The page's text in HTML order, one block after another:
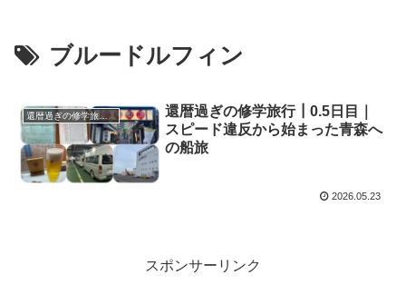
ブルードルフィン
還暦過ぎの修学旅行（東北旅行）
還暦過ぎの修学旅行┃0.5日目｜
スピード違反から始まった青森へ
の船旅
2026.05.23
スポンサーリンク